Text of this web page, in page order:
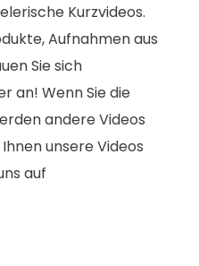
Kurzvideos.
Aufnahmen aus
Sie sich
an! Wenn Sie die
andere Videos
unsere Videos
auf